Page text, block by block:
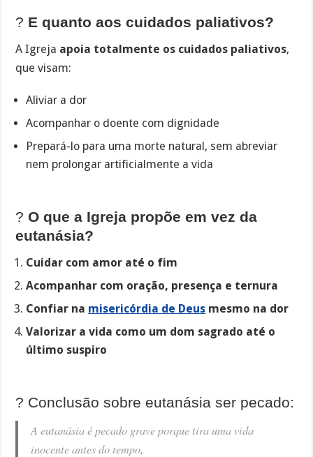
? E quanto aos cuidados paliativos?
A Igreja apoia totalmente os cuidados paliativos,
que visam:
Aliviar a dor
Acompanhar o doente com dignidade
Prepará-lo para uma morte natural, sem abreviar
nem prolongar artificialmente a vida
? O que a Igreja propõe em vez da
eutanásia?
Cuidar com amor até o fim
Acompanhar com oração, presença e ternura
Confiar na misericórdia de Deus mesmo na dor
Valorizar a vida como um dom sagrado até o
último suspiro
? Conclusão sobre eutanásia ser pecado:
A eutanásia é pecado grave porque tira uma vida
inocente antes do tempo,